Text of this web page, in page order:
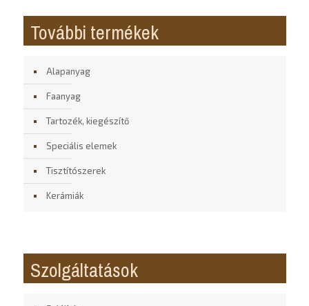
További termékek
Alapanyag
Faanyag
Tartozék, kiegészítő
Speciális elemek
Tisztítószerek
Kerámiák
Szolgáltatások